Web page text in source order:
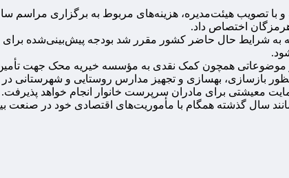
و با تصویب هیئت‌مدیره، هزینه‌های مربوط به برگزاری مراسم
اختصاص داد.
همچون کمک نقدی به مؤسسه خیریه محک جهت تأمین
بازسازی، بهسازی و تجهیز مدارس روستایی و شهرستانی
معیشتی برای مادران سرپرست خانوار انجام خواهد پذیرفت.
مانند سال گذشته همگام با مأموریت‌های اقتصادی خود در صنعت